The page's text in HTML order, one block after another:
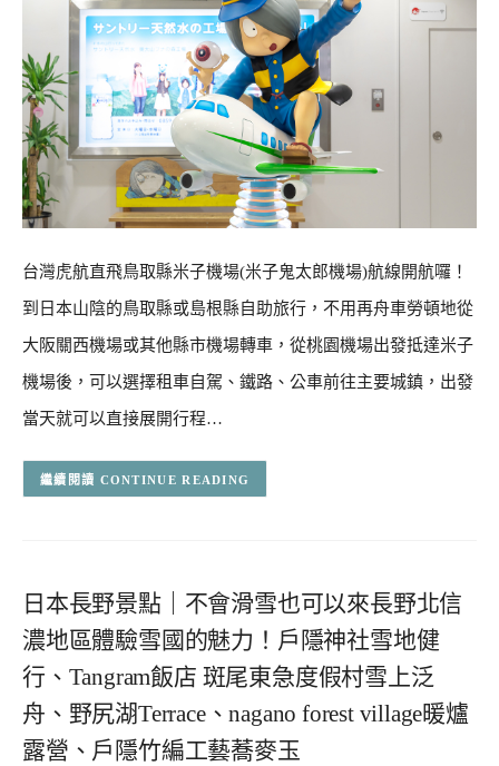
台灣虎航直飛鳥取縣米子機場(米子鬼太郎機場)航線開航囉！
到日本山陰的鳥取縣或島根縣自助旅行，不用再舟車勞頓地從
大阪關西機場或其他縣市機場轉車，從桃園機場出發抵達米子
機場後，可以選擇租車自駕、鐵路、公車前往主要城鎮，出發
當天就可以直接展開行程…
CONTINUE READING
日本長野景點｜不會滑雪也可以來長野北信
濃地區體驗雪國的魅力！戶隱神社雪地健
行、Tangram飯店 斑尾東急度假村雪上泛
舟、野尻湖Terrace、nagano forest village暖爐
露營、戶隱竹編工藝蕎麥玉